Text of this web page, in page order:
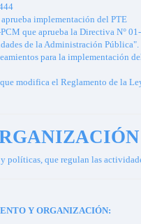
implementación del PTE
que aprueba la Directiva N°
de la Administración Pública".
para la implementación
modifica el Reglamento de la
políticas, que regulan las
Y ORGANIZACIÓN: